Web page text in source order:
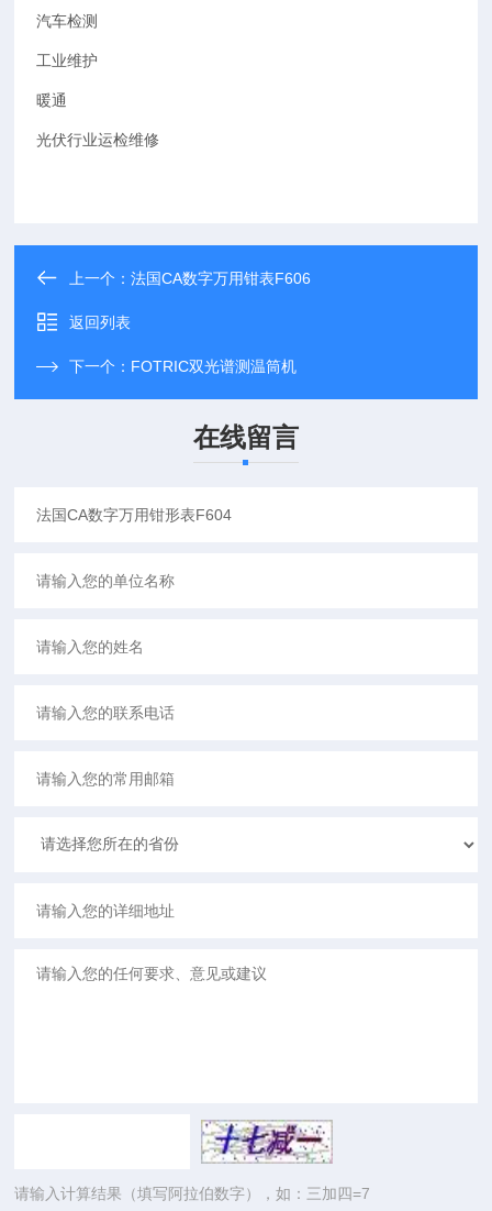
汽车检测
工业维护
暖通
光伏行业运检维修
上一个：法国CA数字万用钳表F606
返回列表
下一个： FOTRIC双光谱测温筒机
在线留言
请输入计算结果（填写阿拉伯数字），如：三加四=7